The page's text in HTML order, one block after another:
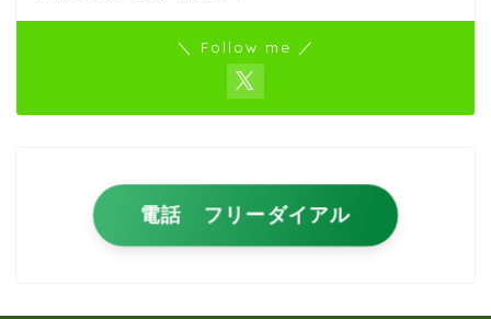
＼ Follow me ／
電話 フリーダイアル